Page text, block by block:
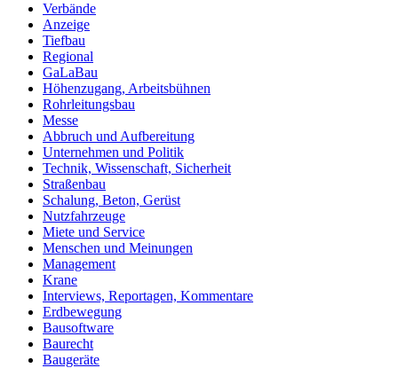
Verbände
Anzeige
Tiefbau
Regional
GaLaBau
Höhenzugang, Arbeitsbühnen
Rohrleitungsbau
Messe
Abbruch und Aufbereitung
Unternehmen und Politik
Technik, Wissenschaft, Sicherheit
Straßenbau
Schalung, Beton, Gerüst
Nutzfahrzeuge
Miete und Service
Menschen und Meinungen
Management
Krane
Interviews, Reportagen, Kommentare
Erdbewegung
Bausoftware
Baurecht
Baugeräte